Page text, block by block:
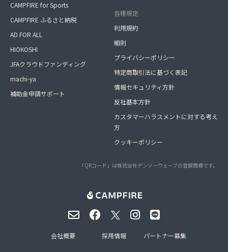
CAMPFIRE for Sports
CAMPFIRE ふるさと納税
AD FOR ALL
HIOKOSHI
JFAクラウドファンディング
machi-ya
補助金申請サポート
各種規定
利用規約
細則
プライバシーポリシー
特定商取引法に基づく表記
情報セキュリティ方針
反社基本方針
カスタマーハラスメントに対する考え
方
クッキーポリシー
「QRコード」は株式会社デンソーウェーブの登録商標です。
会社概要 採用情報 パートナー募集